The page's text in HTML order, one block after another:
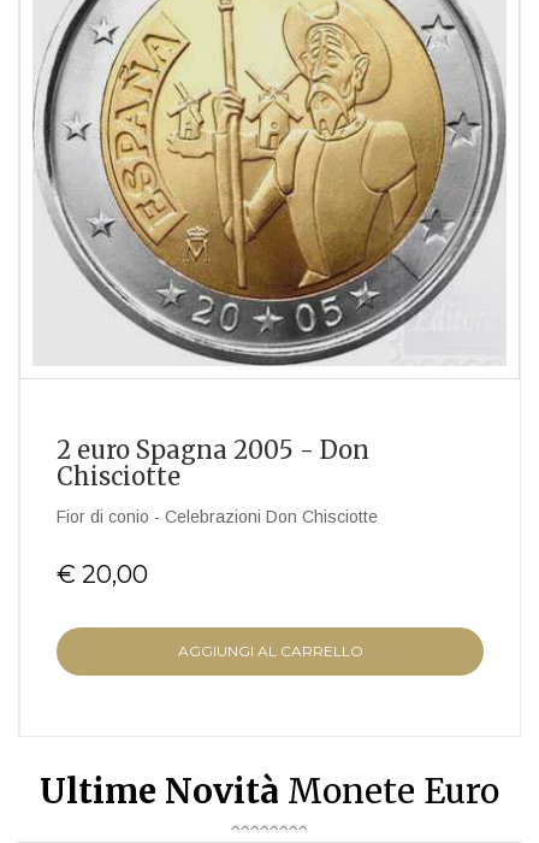
2 euro Spagna 2005 - Don
Chisciotte
Fior di conio - Celebrazioni Don Chisciotte
€ 20,00
AGGIUNGI AL CARRELLO
Ultime Novità Monete Euro